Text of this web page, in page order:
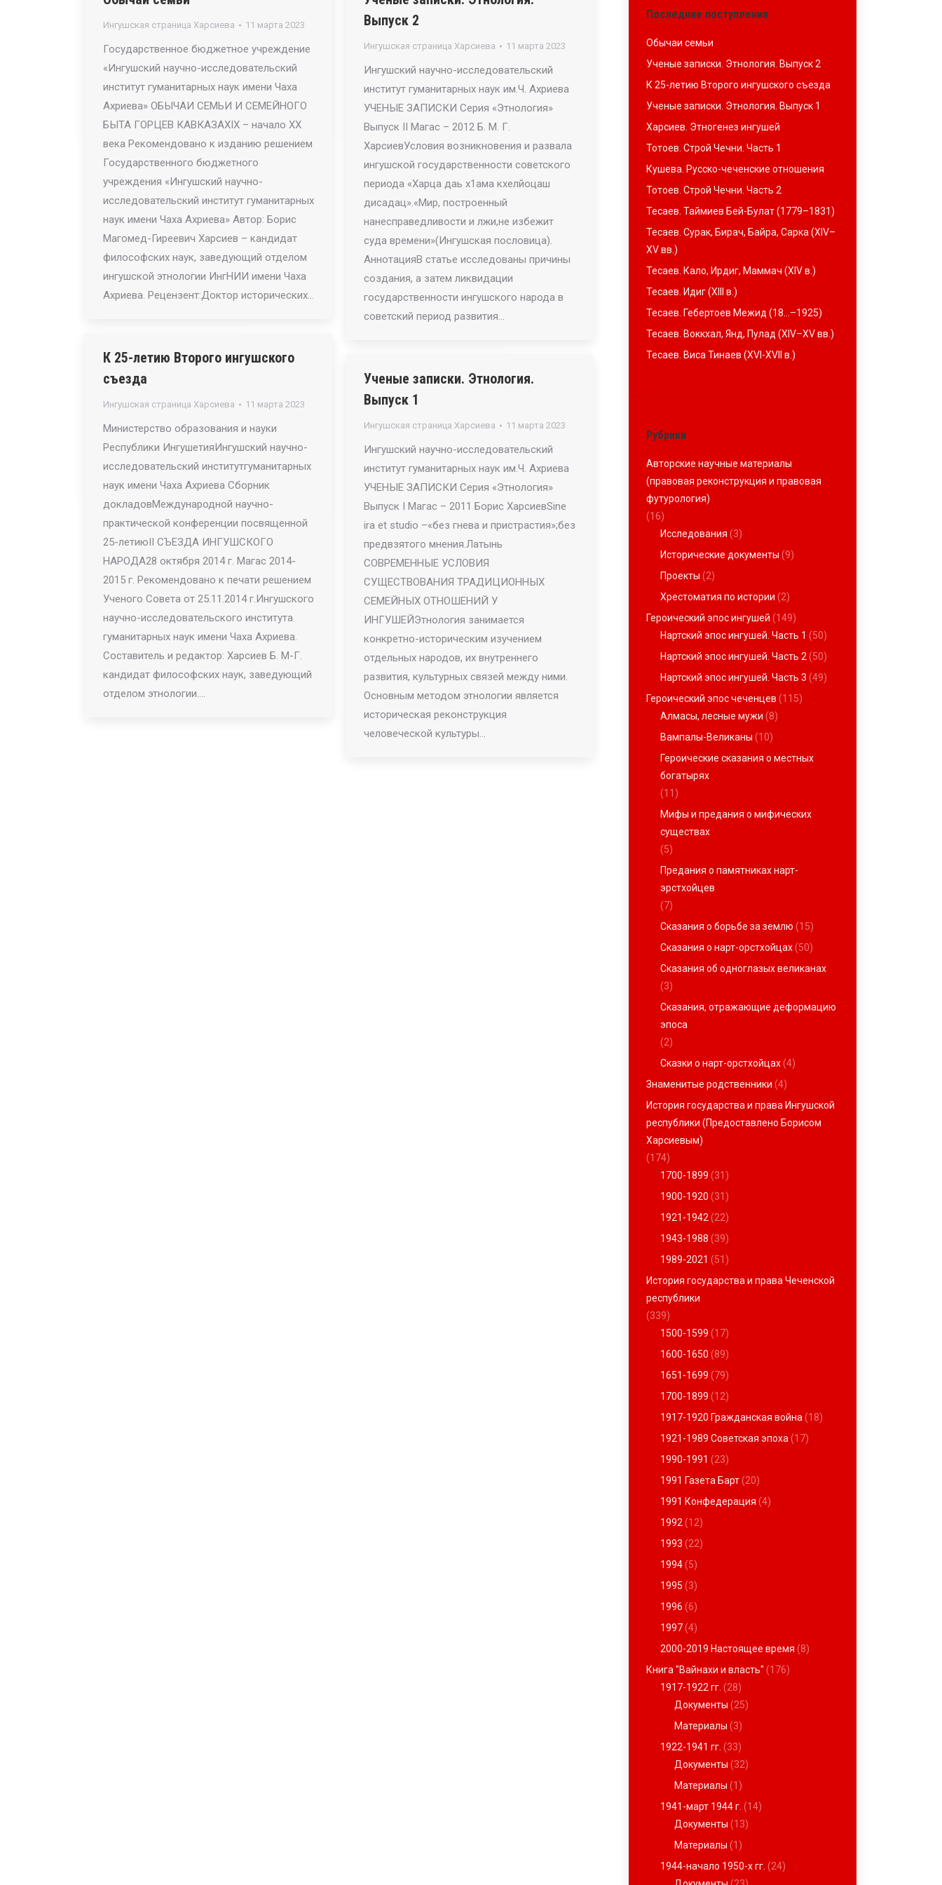
Ингушская страница Харсиева 11 марта 2023
Государственное бюджетное учреждение
«Ингушский научно-исследовательский
институт гуманитарных наук имени Чаха
Ахриева» ОБЫЧАИ СЕМЬИ И СЕМЕЙНОГО
БЫТА ГОРЦЕВ КАВКАЗАXIX – начало XX
века Рекомендовано к изданию решением
Государственного бюджетного
учреждения «Ингушский научно-
исследовательский институт гуманитарных
наук имени Чаха Ахриева» Автор: Борис
Магомед-Гиреевич Харсиев – кандидат
философских наук, заведующий отделом
ингушской этнологии ИнгНИИ имени Чаха
Ахриева. Рецензент:Доктор исторических…
Выпуск 2
Ингушская страница Харсиева 11 марта 2023
Ингушский научно-исследовательский
институт гуманитарных наук им.Ч. Ахриева
УЧЕНЫЕ ЗАПИСКИ Серия «Этнология»
Выпуск II Магас – 2012 Б. М. Г.
ХарсиевУсловия возникновения и развала
ингушской государственности советского
периода «Харца даь х1ама кхелйоцаш
дисадац».«Мир, построенный
нанесправедливости и лжи,не избежит
суда времени»(Ингушская пословица).
АннотацияВ статье исследованы причины
создания, а затем ликвидации
государственности ингушского народа в
советский период развития…
К 25-летию Второго ингушского
съезда
Ингушская страница Харсиева 11 марта 2023
Министерство образования и науки
Республики ИнгушетияИнгушский научно-
исследовательский институтгуманитарных
наук имени Чаха Ахриева Сборник
докладовМеждународной научно-
практической конференции посвященной
25-летиюII СЪЕЗДА ИНГУШСКОГО
НАРОДА28 октября 2014 г. Магас 2014-
2015 г. Рекомендовано к печати решением
Ученого Совета от 25.11.2014 г.Ингушского
научно-исследовательского института
гуманитарных наук имени Чаха Ахриева.
Составитель и редактор: Харсиев Б. М-Г.
кандидат философских наук, заведующий
отделом этнологии.…
Ученые записки. Этнология.
Выпуск 1
Ингушская страница Харсиева 11 марта 2023
Ингушский научно-исследовательский
институт гуманитарных наук им.Ч. Ахриева
УЧЕНЫЕ ЗАПИСКИ Серия «Этнология»
Выпуск I Магас – 2011 Борис ХарсиевSine
ira et studio –«без гнева и пристрастия»;без
предвзятого мнения.Латынь
СОВРЕМЕННЫЕ УСЛОВИЯ
СУЩЕСТВОВАНИЯ ТРАДИЦИОННЫХ
СЕМЕЙНЫХ ОТНОШЕНИЙ У
ИНГУШЕЙЭтнология занимается
конкретно-историческим изучением
отдельных народов, их внутреннего
развития, культурных связей между ними.
Основным методом этнологии является
историческая реконструкция
человеческой культуры…
Последние поступления
Обычаи семьи
Ученые записки. Этнология. Выпуск 2
К 25-летию Второго ингушского съезда
Ученые записки. Этнология. Выпуск 1
Харсиев. Этногенез ингушей
Тотоев. Строй Чечни. Часть 1
Кушева. Русско-чеченские отношения
Тотоев. Строй Чечни. Часть 2
Тесаев. Таймиев Бей-Булат (1779–1831)
Тесаев. Сурак, Бирач, Байра, Сарка (XIV–
XV вв.)
Тесаев. Кало, Ирдиг, Маммач (XIV в.)
Тесаев. Идиг (XIII в.)
Тесаев. Гебертоев Межид (18…–1925)
Тесаев. Воккхал, Янд, Пулад (XIV–XV вв.)
Тесаев. Виса Тинаев (XVI-XVII в.)
Рубрики
Авторские научные материалы
(правовая реконструкция и правовая
футурология)
(16)
Исследования (3)
Исторические документы (9)
Проекты (2)
Хрестоматия по истории (2)
Героический эпос ингушей (149)
Нартский эпос ингушей. Часть 1 (50)
Нартский эпос ингушей. Часть 2 (50)
Нартский эпос ингушей. Часть 3 (49)
Героический эпос чеченцев (115)
Алмасы, лесные мужи (8)
Вампалы-Великаны (10)
Героические сказания о местных
богатырях
(11)
Мифы и предания о мифических
существах
(5)
Предания о памятниках нарт-
эрстхойцев
(7)
Сказания о борьбе за землю (15)
Сказания о нарт-орстхойцах(50)
Сказания об одноглазых великанах
(3)
Сказания, отражающие деформацию
эпоса
(2)
Сказки о нарт-орстхойцах(4)
Знаменитые родственники (4)
История государства и права Ингушской
республики (Предоставлено Борисом
Харсиевым)
(174)
1700-1899 (31)
1900-1920 (31)
1921-1942 (22)
1943-1988 (39)
1989-2021 (51)
История государства и права Чеченской
республики
(339)
1500-1599 (17)
1600-1650 (89)
1651-1699 (79)
1700-1899 (12)
1917-1920 Гражданская война (18)
1921-1989 Советская эпоха (17)
1990-1991 (23)
1991 Газета Барт(20)
1991 Конфедерация (4)
1992 (12)
1993 (22)
1994(5)
1995 (3)
1996 (6)
1997(4)
2000-2019 Настоящее время (8)
Книга "Вайнахи и власть" (176)
1917-1922 гг. (28)
Документы (25)
Материалы (3)
1922-1941 гг. (33)
Документы (32)
Материалы (1)
1941-март 1944 г. (14)
Документы (13)
Материалы (1)
1944-начало 1950-х гг. (24)